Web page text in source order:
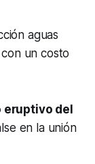
aguas
un costo
del
en la unión